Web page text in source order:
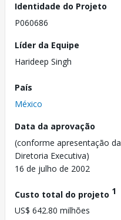
Identidade do Projeto
P060686
Líder da Equipe
Harideep Singh
País
México
Data da aprovação
(conforme apresentação da
Diretoria Executiva)
16 de julho de 2002
Custo total do projeto 1
US$ 642.80 milhões